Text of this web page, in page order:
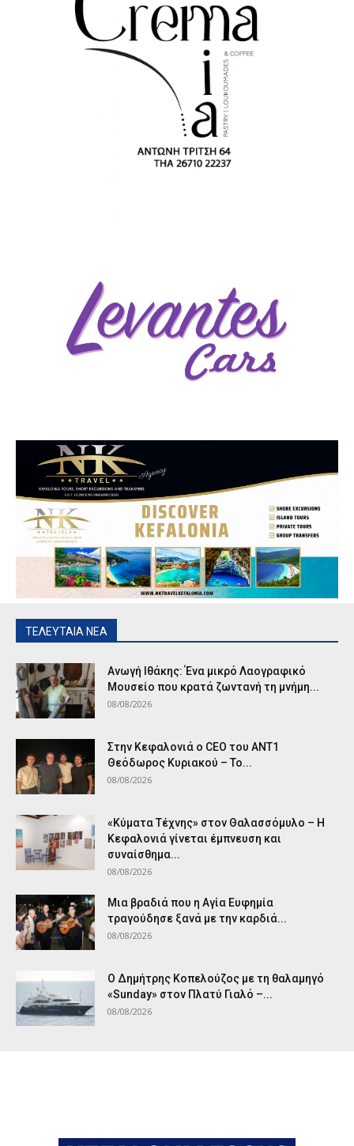
ΤΕΛΕΥΤΑΙΑ ΝΕΑ
Ανωγή Ιθάκης: Ένα μικρό Λαογραφικό
Μουσείο που κρατά ζωντανή τη μνήμη...
08/08/2026
Στην Κεφαλονιά ο CEO του ANT1
Θεόδωρος Κυριακού – Το...
08/08/2026
«Κύματα Τέχνης» στον Θαλασσόμυλο – Η
Κεφαλονιά γίνεται έμπνευση και
συναίσθημα...
08/08/2026
Μια βραδιά που η Αγία Ευφημία
τραγούδησε ξανά με την καρδιά...
08/08/2026
Ο Δημήτρης Κοπελούζος με τη θαλαμηγό
«Sunday» στον Πλατύ Γιαλό –...
08/08/2026